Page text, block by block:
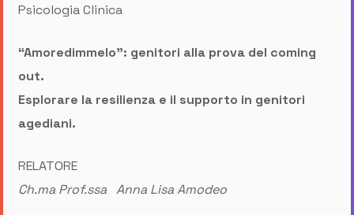
Psicologia Clinica
“Amoredimmelo”: genitori alla prova del coming
out.
Esplorare la resilienza e il supporto in genitori
agediani.
RELATORE
Ch.ma Prof.ssa Anna Lisa Amodeo